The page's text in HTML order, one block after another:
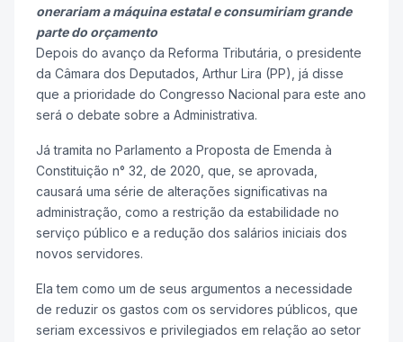
onerariam a máquina estatal e consumiriam grande
parte do orçamento
Depois do avanço da Reforma Tributária, o presidente
da Câmara dos Deputados, Arthur Lira (PP), já disse
que a prioridade do Congresso Nacional para este ano
será o debate sobre a Administrativa.
Já tramita no Parlamento a Proposta de Emenda à
Constituição n° 32, de 2020, que, se aprovada,
causará uma série de alterações significativas na
administração, como a restrição da estabilidade no
serviço público e a redução dos salários iniciais dos
novos servidores.
Ela tem como um de seus argumentos a necessidade
de reduzir os gastos com os servidores públicos, que
seriam excessivos e privilegiados em relação ao setor